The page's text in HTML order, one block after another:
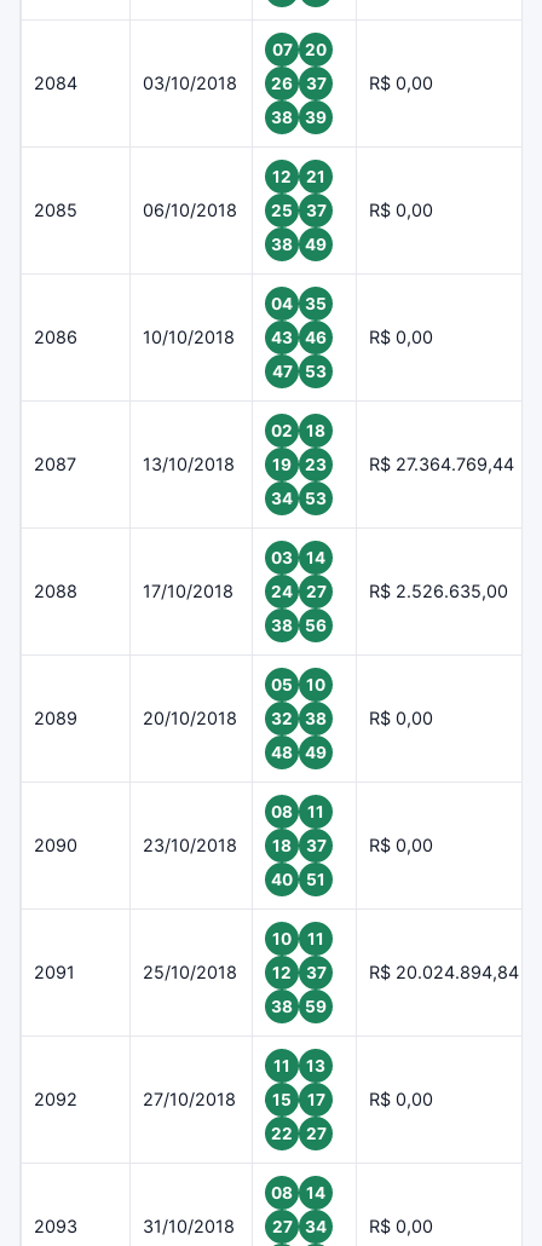
2084 03/10/2018
07
20
26
37
38
39
R$ 0,00
2085 06/10/2018
12
21
25
37
38
49
R$ 0,00
2086 10/10/2018
04
35
43
46
47
53
R$ 0,00
2087 13/10/2018
02
18
19
23
34
53
R$ 27.364.769,44
2088 17/10/2018
03
14
24
27
38
56
R$ 2.526.635,00
2089 20/10/2018
05
10
32
38
48
49
R$ 0,00
2090 23/10/2018
08
11
18
37
40
51
R$ 0,00
2091 25/10/2018
10
11
12
37
38
59
R$ 20.024.894,84
2092 27/10/2018
11
13
15
17
22
27
R$ 0,00
2093 31/10/2018
08
14
27
34
R$ 0,00